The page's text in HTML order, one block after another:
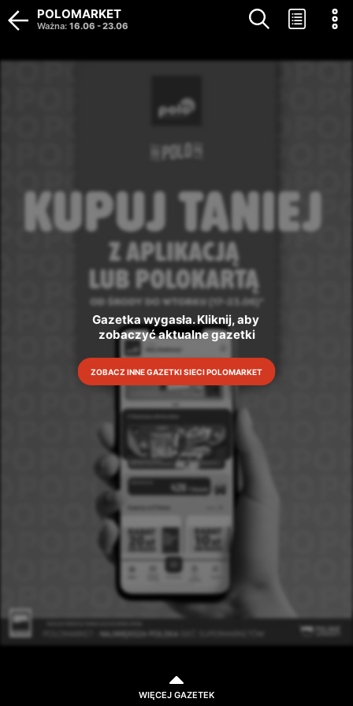
Gazetka wygasła. Kliknij, aby
zobaczyć aktualne gazetki
ZOBACZ INNE GAZETKI SIECI POLOMARKET
POLOMARKET
Ważna: 16.06 -23.06
WIĘCEJ GAZETEK